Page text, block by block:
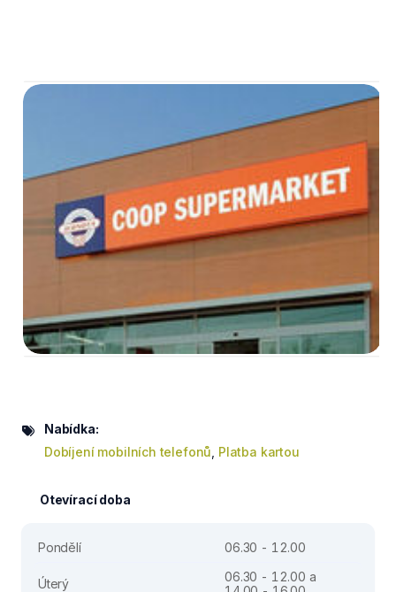
Nabídka:
Dobíjení mobilních telefonů Platba kartou
Otevírací doba
Pondělí 06.30 - 12.00
Úterý
06.30 - 12.00 a